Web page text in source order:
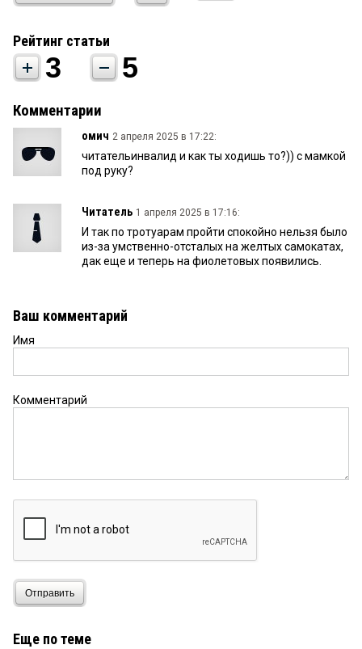
Рейтинг статьи
3 5
Комментарии
омич 2 апреля 2025 в 17:22:
читательинвалид и как ты ходишь то?)) с мамкой
под руку?
Читатель 1 апреля 2025 в 17:16:
И так по тротуарам пройти спокойно нельзя было
из-за умственно-отсталых на желтых самокатах,
дак еще и теперь на фиолетовых появились.
Ваш комментарий
Имя
Комментарий
Отправить
Еще по теме